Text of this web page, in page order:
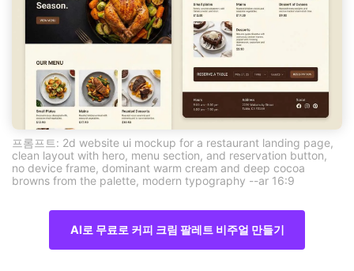
프롬프트: 2d website ui mockup for a restaurant landing page,
clean layout with hero, menu section, and reservation button,
no device frame, dominant warm cream and deep cocoa
browns from the palette, modern typography --ar 16:9
AI로 무료로 커피 크림 팔레트 비주얼 만들기